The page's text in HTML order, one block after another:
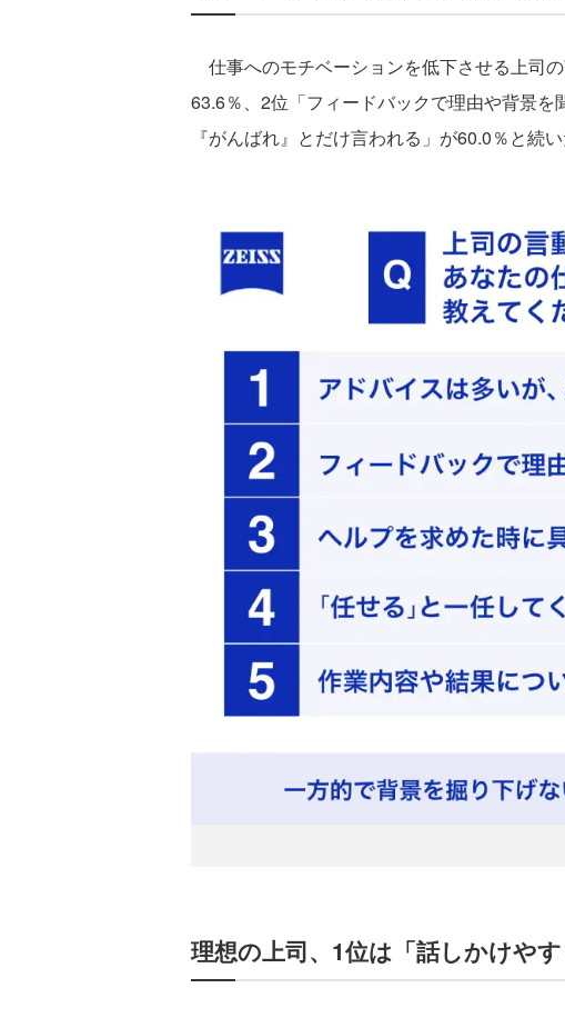
仕事へのモチベーションを低下させる上司
63.6％、2位「フィードバックで理由や背景
『がんばれ』とだけ言われる」が60.0％と続い
理想の上司、1位は「話しかけや